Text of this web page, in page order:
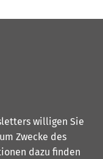
willigen Sie
Zwecke des
dazu finden